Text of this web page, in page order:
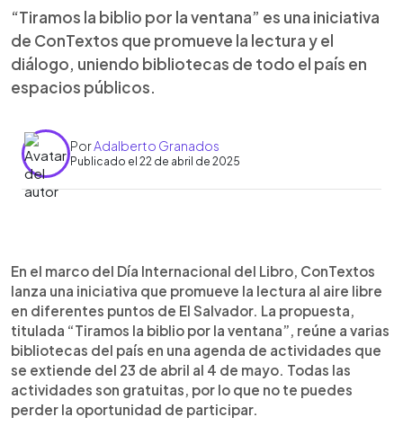
“Tiramos la biblio por la ventana” es una iniciativa
de ConTextos que promueve la lectura y el
diálogo, uniendo bibliotecas de todo el país en
espacios públicos.
PorAdalberto Granados
Publicado el 22 de abril de 2025
Escuchar artículo
En el marco del Día Internacional del Libro, ConTextos
lanza una iniciativa que promueve la lectura al aire libre
en diferentes puntos de El Salvador. La propuesta,
titulada “Tiramos la biblio por la ventana”, reúne a varias
bibliotecas del país en una agenda de actividades que
se extiende del 23 de abril al 4 de mayo. Todas las
actividades son gratuitas, por lo que no te puedes
perder la oportunidad de participar.